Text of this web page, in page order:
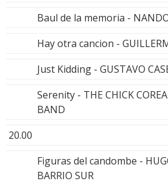
Baul de la memoria -
Hay otra cancion -
Just Kidding - GUSTAVO
Serenity - THE CHICK
BAND
20.00
Figuras del candombe -
BARRIO SUR